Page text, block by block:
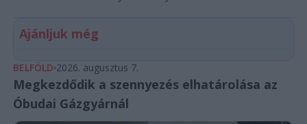
Ajánljuk még
BELFÖLD 2026. augusztus 7.
Megkezdődik a szennyezés elhatárolása az
Óbudai Gázgyárnál